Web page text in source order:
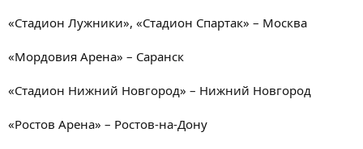
«Стадион Лужники», «Стадион Спартак» – Москва
«Мордовия Арена» – Саранск
«Стадион Нижний Новгород» – Нижний Новгород
«Ростов Арена» – Ростов-на-Дону